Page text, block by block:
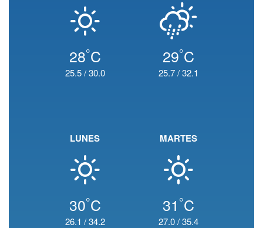
28°C
25.5/30.0
29°C
25.7/32.1
LUNES
30°C
26.1 /34.2
MARTES
31 °C
27.0/35.4